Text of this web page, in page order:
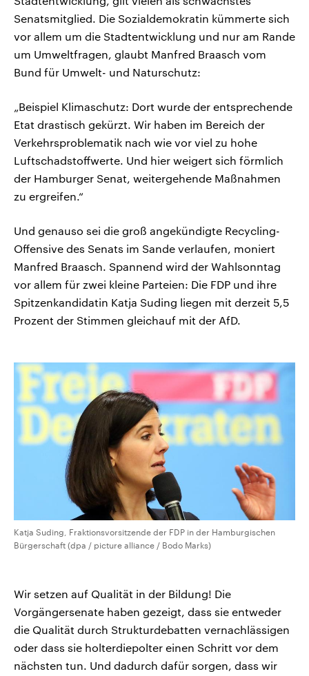
Senatsmitglied. Die Sozialdemokratin kümmerte sich
vor allem um die Stadtentwicklung und nur am Rande
um Umweltfragen, glaubt Manfred Braasch vom
Bund für Umwelt- und Naturschutz:
„Beispiel Klimaschutz: Dort wurde der entsprechende
Etat drastisch gekürzt. Wir haben im Bereich der
Verkehrsproblematik nach wie vor viel zu hohe
Luftschadstoffwerte. Und hier weigert sich förmlich
der Hamburger Senat, weitergehende Maßnahmen
zu ergreifen.“
Und genauso sei die groß angekündigte Recycling-
Offensive des Senats im Sande verlaufen, moniert
Manfred Braasch. Spannend wird der Wahlsonntag
vor allem für zwei kleine Parteien: Die FDP und ihre
Spitzenkandidatin Katja Suding liegen mit derzeit 5,5
Prozent der Stimmen gleichauf mit der AfD.
Katja Suding, Fraktionsvorsitzende der FDP in der Hamburgischen
Bürgerschaft (dpa / picture alliance / Bodo Marks)
Wir setzen auf Qualität in der Bildung! Die
Vorgängersenate haben gezeigt, dass sie entweder
die Qualität durch Strukturdebatten vernachlässigen
oder dass sie holterdiepolter einen Schritt vor dem
nächsten tun. Und dadurch dafür sorgen, dass wir